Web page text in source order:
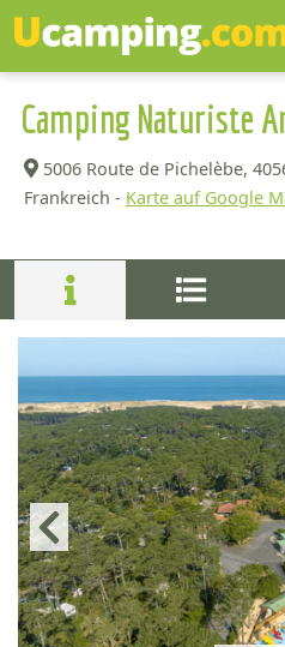
Camping Naturiste
5006 Route de Pichelèbe,
Frankreich - Karte auf Google